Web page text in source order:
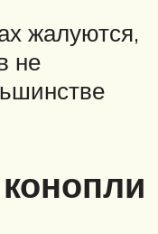
жалуются,
не